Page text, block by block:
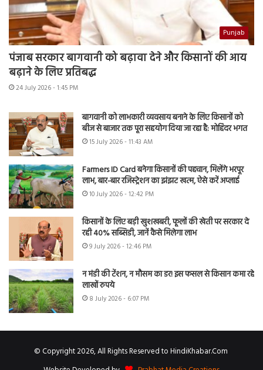
Punjab
पंजाब सरकार बागवानी को बढ़ावा देने और किसानों की आय
बढ़ाने के लिए प्रतिबद्ध
24 July 2026 - 1:45 PM
बागवानी को लाभकारी व्यवसाय बनाने के लिए किसानों को
बीज से बाजार तक पूरा सहयोग दिया जा रहा है: मोहिंदर भगत
15 July 2026 - 11:43 AM
Farmers ID Card बनेगा किसानों की पहचान, मिलेंगे भरपूर
लाभ, बार-बार रजिस्ट्रेशन का झंझट खत्म, ऐसे करें अप्लाई
10 July 2026 - 12:42 PM
किसानों के लिए बड़ी खुशखबरी, फूलों की खेती पर सरकार दे
रही 40% सब्सिडी, जानें कैसे मिलेगा लाभ
9 July 2026 - 12:46 PM
न मंडी की टेंशन, न मौसम का डर! इस फसल से किसान कमा रहे
लाखों रुपये
8 July 2026 - 6:07 PM
© Copyright 2026, All Rights Reserved to HindiKhabar.Com